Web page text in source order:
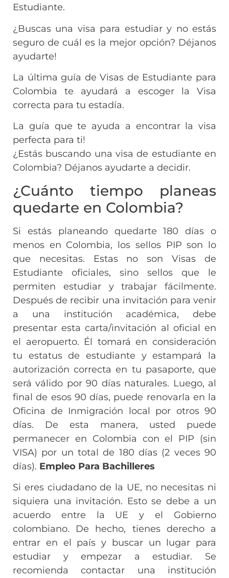
Estudiante.
¿Buscas una visa para estudiar y no estás
seguro de cuál es la mejor opción? Déjanos
ayudarte!
La última guía de Visas de Estudiante para
Colombia te ayudará a escoger la Visa
correcta para tu estadía.
La guía que te ayuda a encontrar la visa
perfecta para ti!
¿Estás buscando una visa de estudiante en
Colombia? Déjanos ayudarte a decidir.
¿Cuánto tiempo planeas
quedarte en Colombia?
Si estás planeando quedarte 180 días o
menos en Colombia, los sellos PIP son lo
que necesitas. Estas no son Visas de
Estudiante oficiales, sino sellos que le
permiten estudiar y trabajar fácilmente.
Después de recibir una invitación para venir
a una institución académica, debe
presentar esta carta/invitación al oficial en
el aeropuerto. Él tomará en consideración
tu estatus de estudiante y estampará la
autorización correcta en tu pasaporte, que
será válido por 90 días naturales. Luego, al
final de esos 90 días, puede renovarla en la
Oficina de Inmigración local por otros 90
días. De esta manera, usted puede
permanecer en Colombia con el PIP (sin
VISA) por un total de 180 días (2 veces 90
días). Empleo Para Bachilleres
Si eres ciudadano de la UE, no necesitas ni
siquiera una invitación. Esto se debe a un
acuerdo entre la UE y el Gobierno
colombiano. De hecho, tienes derecho a
entrar en el país y buscar un lugar para
estudiar y empezar a estudiar. Se
recomienda contactar una institución